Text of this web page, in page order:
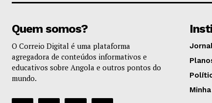
Quem somos?
O Correio Digital é uma plataforma
agregadora de conteúdos informativos e
educativos sobre Angola e outros pontos do
mundo.